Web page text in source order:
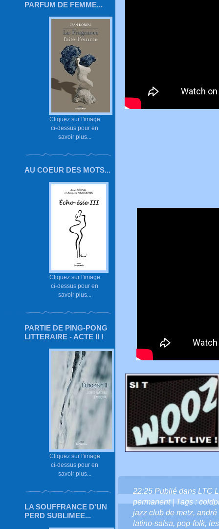
PARFUM DE FEMME...
Cliquez sur l'image
ci-dessus pour en
savoir plus...
AU COEUR DES MOTS...
Cliquez sur l'image
ci-dessus pour en
savoir plus...
PARTIE DE PING-PONG
LITTERAIRE - ACTE II !
Cliquez sur l'image
ci-dessus pour en
savoir plus...
LA SOUFFRANCE D'UN
PERD SUBLIMEE...
22:25 Publié dans LTC
permanent| Tags :
jazz club de metz, andré
latino-salsa, pop-folk,